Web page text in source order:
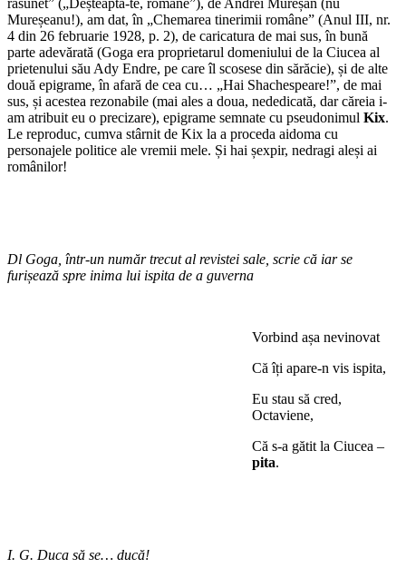
răsunet” („Deșteaptă-te, române”), de Andrei Mureșan (nu
Mureșeanu!), am dat, în „Chemarea tinerimii române” (Anul III, nr.
4 din 26 februarie 1928, p. 2), de caricatura de mai sus, în bună
parte adevărată (Goga era proprietarul domeniului de la Ciucea al
prietenului său Ady Endre, pe care îl scosese din sărăcie), și de alte
două epigrame, în afară de cea cu… „Hai Shachespeare!”, de mai
sus, și acestea rezonabile (mai ales a doua, nededicată, dar căreia i-
am atribuit eu o precizare), epigrame semnate cu pseudonimul Kix.
Le reproduc, cumva stârnit de Kix la a proceda aidoma cu
personajele politice ale vremii mele. Și hai șexpir, nedragi aleși ai
românilor!
Dl Goga, într-un număr trecut al revistei sale, scrie că iar se
furișează spre inima lui ispita de a guverna
Vorbind așa nevinovat
Că îți apare-n vis ispita,
Eu stau să cred,
Octaviene,
Că s-a gătit la Ciucea –
pita.
I. G. Duca să se… ducă!